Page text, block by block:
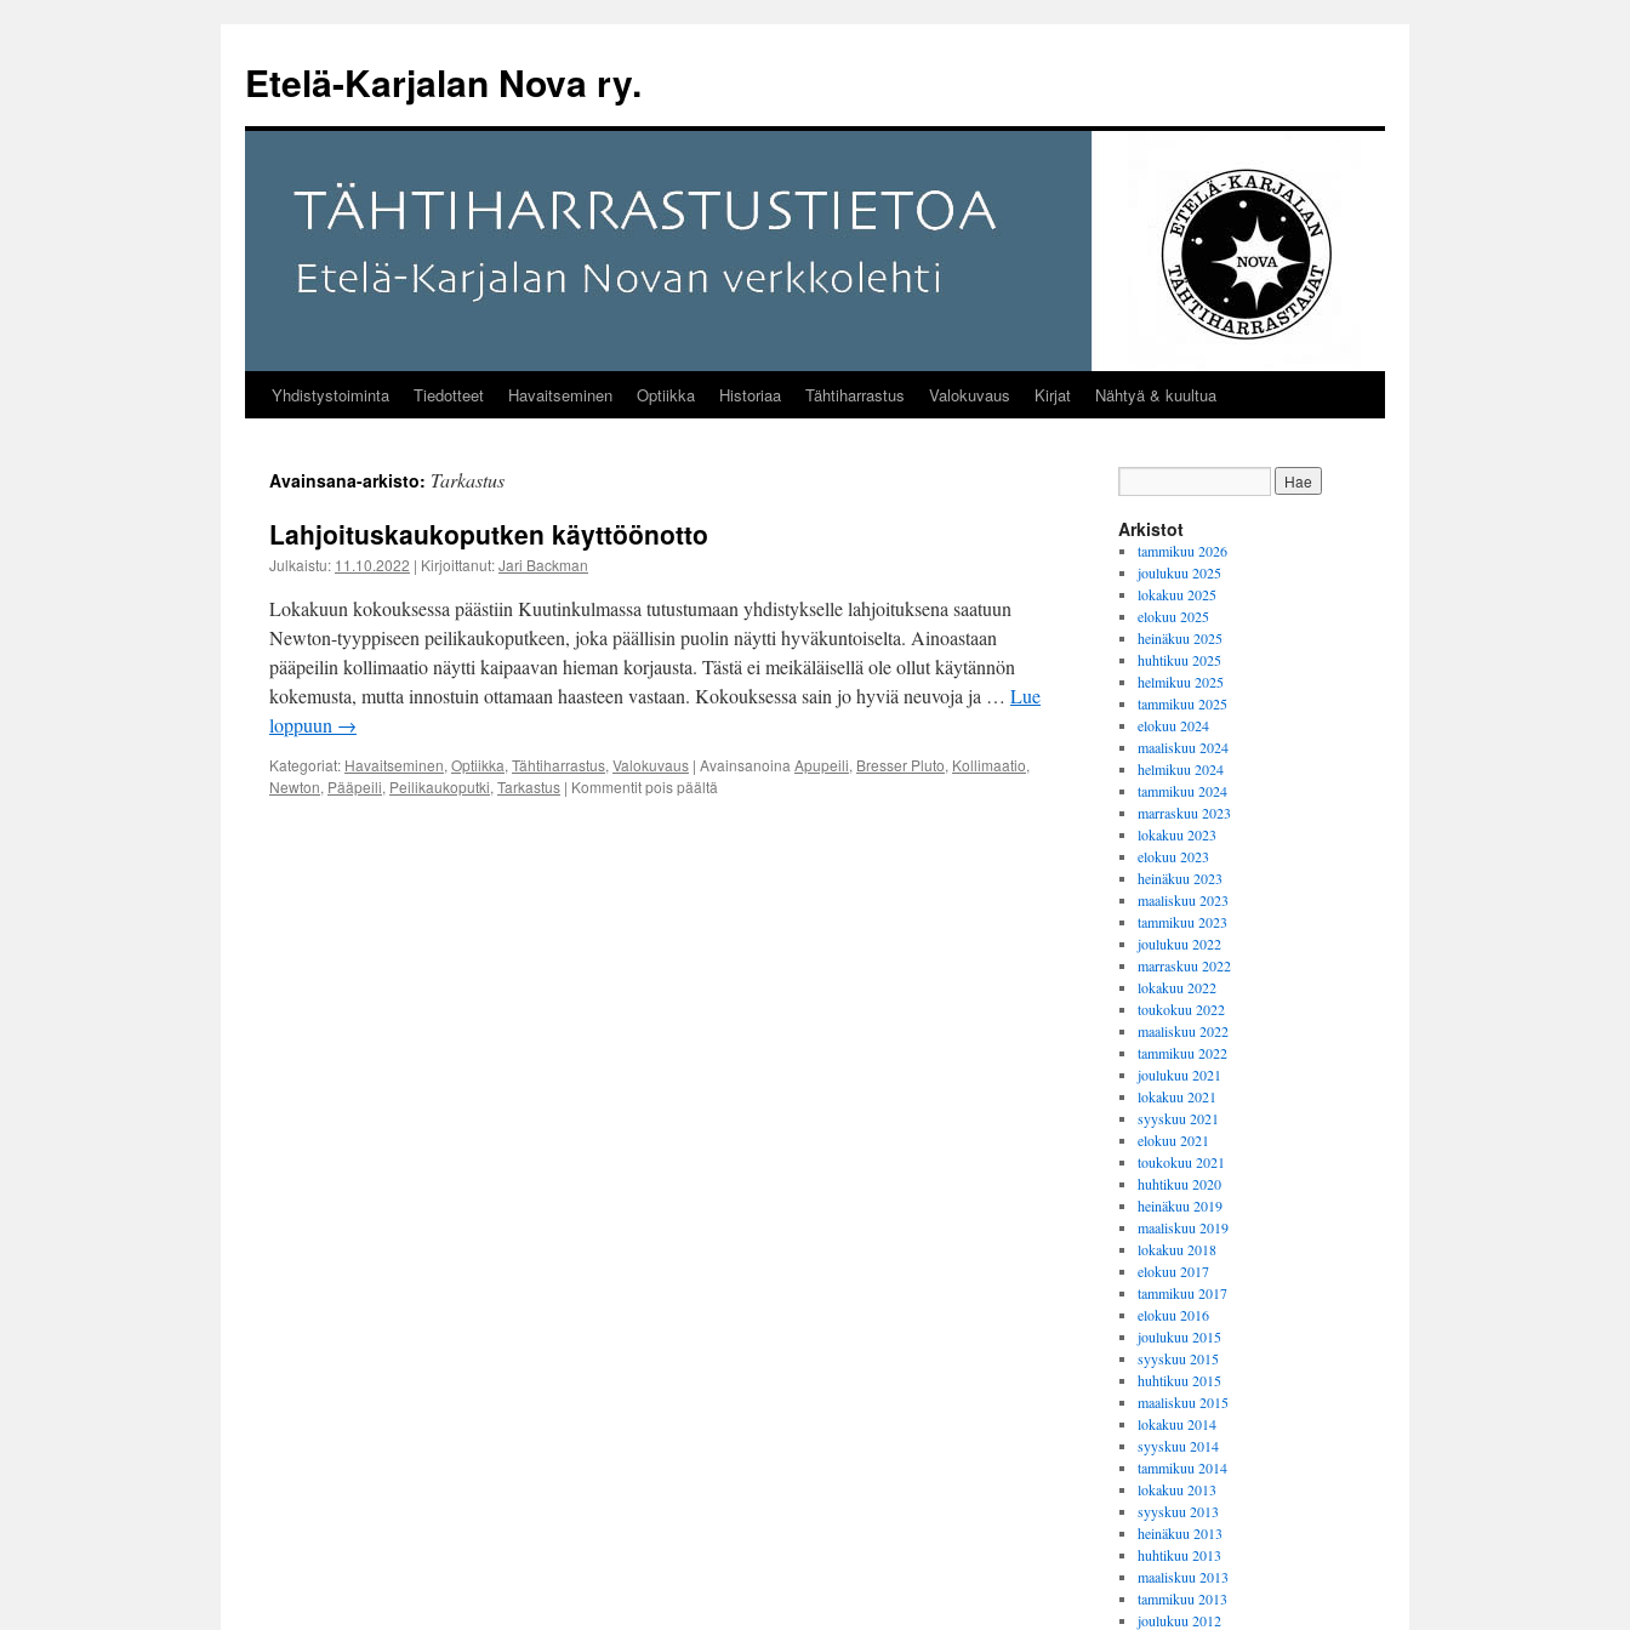
Etelä-Karjalan Nova ry.
Siirry
Yhdistystoiminta Tiedotteet Havaitseminen Optiikka Historiaa Tähtiharrastus Valokuvaus Kirjat Nähtyä & kuultua
Avainsana-arkisto: Tarkastus
Lahjoituskaukoputken käyttöönotto
Julkaistu: 11.10.2022 | Kirjoittanut:Jari Backman
Lokakuun kokouksessa päästiin Kuutinkulmassa tutustumaan yhdistykselle lahjoituksena saatuun
Newton-tyyppiseen peilikaukoputkeen, joka päällisin puolin näytti hyväkuntoiselta. Ainoastaan
pääpeilin kollimaatio näytti kaipaavan hieman korjausta. Tästä ei meikäläisellä ole ollut käytännön
kokemusta, mutta innostuin ottamaan haasteen vastaan. Kokouksessa sain jo hyviä neuvoja ja … Lue
loppuun →
Kategoriat: Havaitseminen, Optiikka, Tähtiharrastus, Valokuvaus | Avainsanoina Apupeili, Bresser Pluto, Kollimaatio,
Newton, Pääpeili, Peilikaukoputki, Tarkastus | Kommentit pois päältä
Arkistot
tammikuu 2026
joulukuu 2025
lokakuu 2025
elokuu 2025
heinäkuu 2025
huhtikuu 2025
helmikuu 2025
tammikuu 2025
elokuu 2024
maaliskuu 2024
helmikuu 2024
tammikuu 2024
marraskuu 2023
lokakuu 2023
elokuu 2023
heinäkuu 2023
maaliskuu 2023
tammikuu 2023
joulukuu 2022
marraskuu 2022
lokakuu 2022
toukokuu 2022
maaliskuu 2022
tammikuu 2022
joulukuu 2021
lokakuu 2021
syyskuu 2021
elokuu 2021
toukokuu 2021
huhtikuu 2020
heinäkuu 2019
maaliskuu 2019
lokakuu 2018
elokuu 2017
tammikuu 2017
elokuu 2016
joulukuu 2015
syyskuu 2015
huhtikuu 2015
maaliskuu 2015
lokakuu 2014
syyskuu 2014
tammikuu 2014
lokakuu 2013
syyskuu 2013
heinäkuu 2013
huhtikuu 2013
maaliskuu 2013
tammikuu 2013
joulukuu 2012